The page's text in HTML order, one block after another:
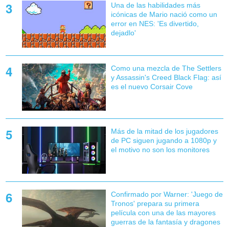
Una de las habilidades más
icónicas de Mario nació como un
error en NES: 'Es divertido,
dejadlo'
Como una mezcla de The Settlers
y Assassin's Creed Black Flag: así
es el nuevo Corsair Cove
Más de la mitad de los jugadores
de PC siguen jugando a 1080p y
el motivo no son los monitores
Confirmado por Warner: 'Juego de
Tronos' prepara su primera
película con una de las mayores
guerras de la fantasía y dragones